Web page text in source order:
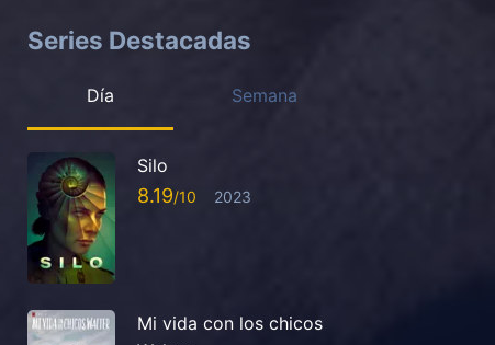
Series Destacadas
Día Semana
Silo
8.19 2023
Mi vida con los chicos